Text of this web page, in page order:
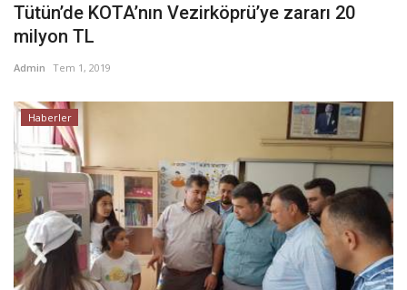
Tütün’de KOTA’nın Vezirköprü’ye zararı 20
milyon TL
Admin Tem 1, 2019
Haberler